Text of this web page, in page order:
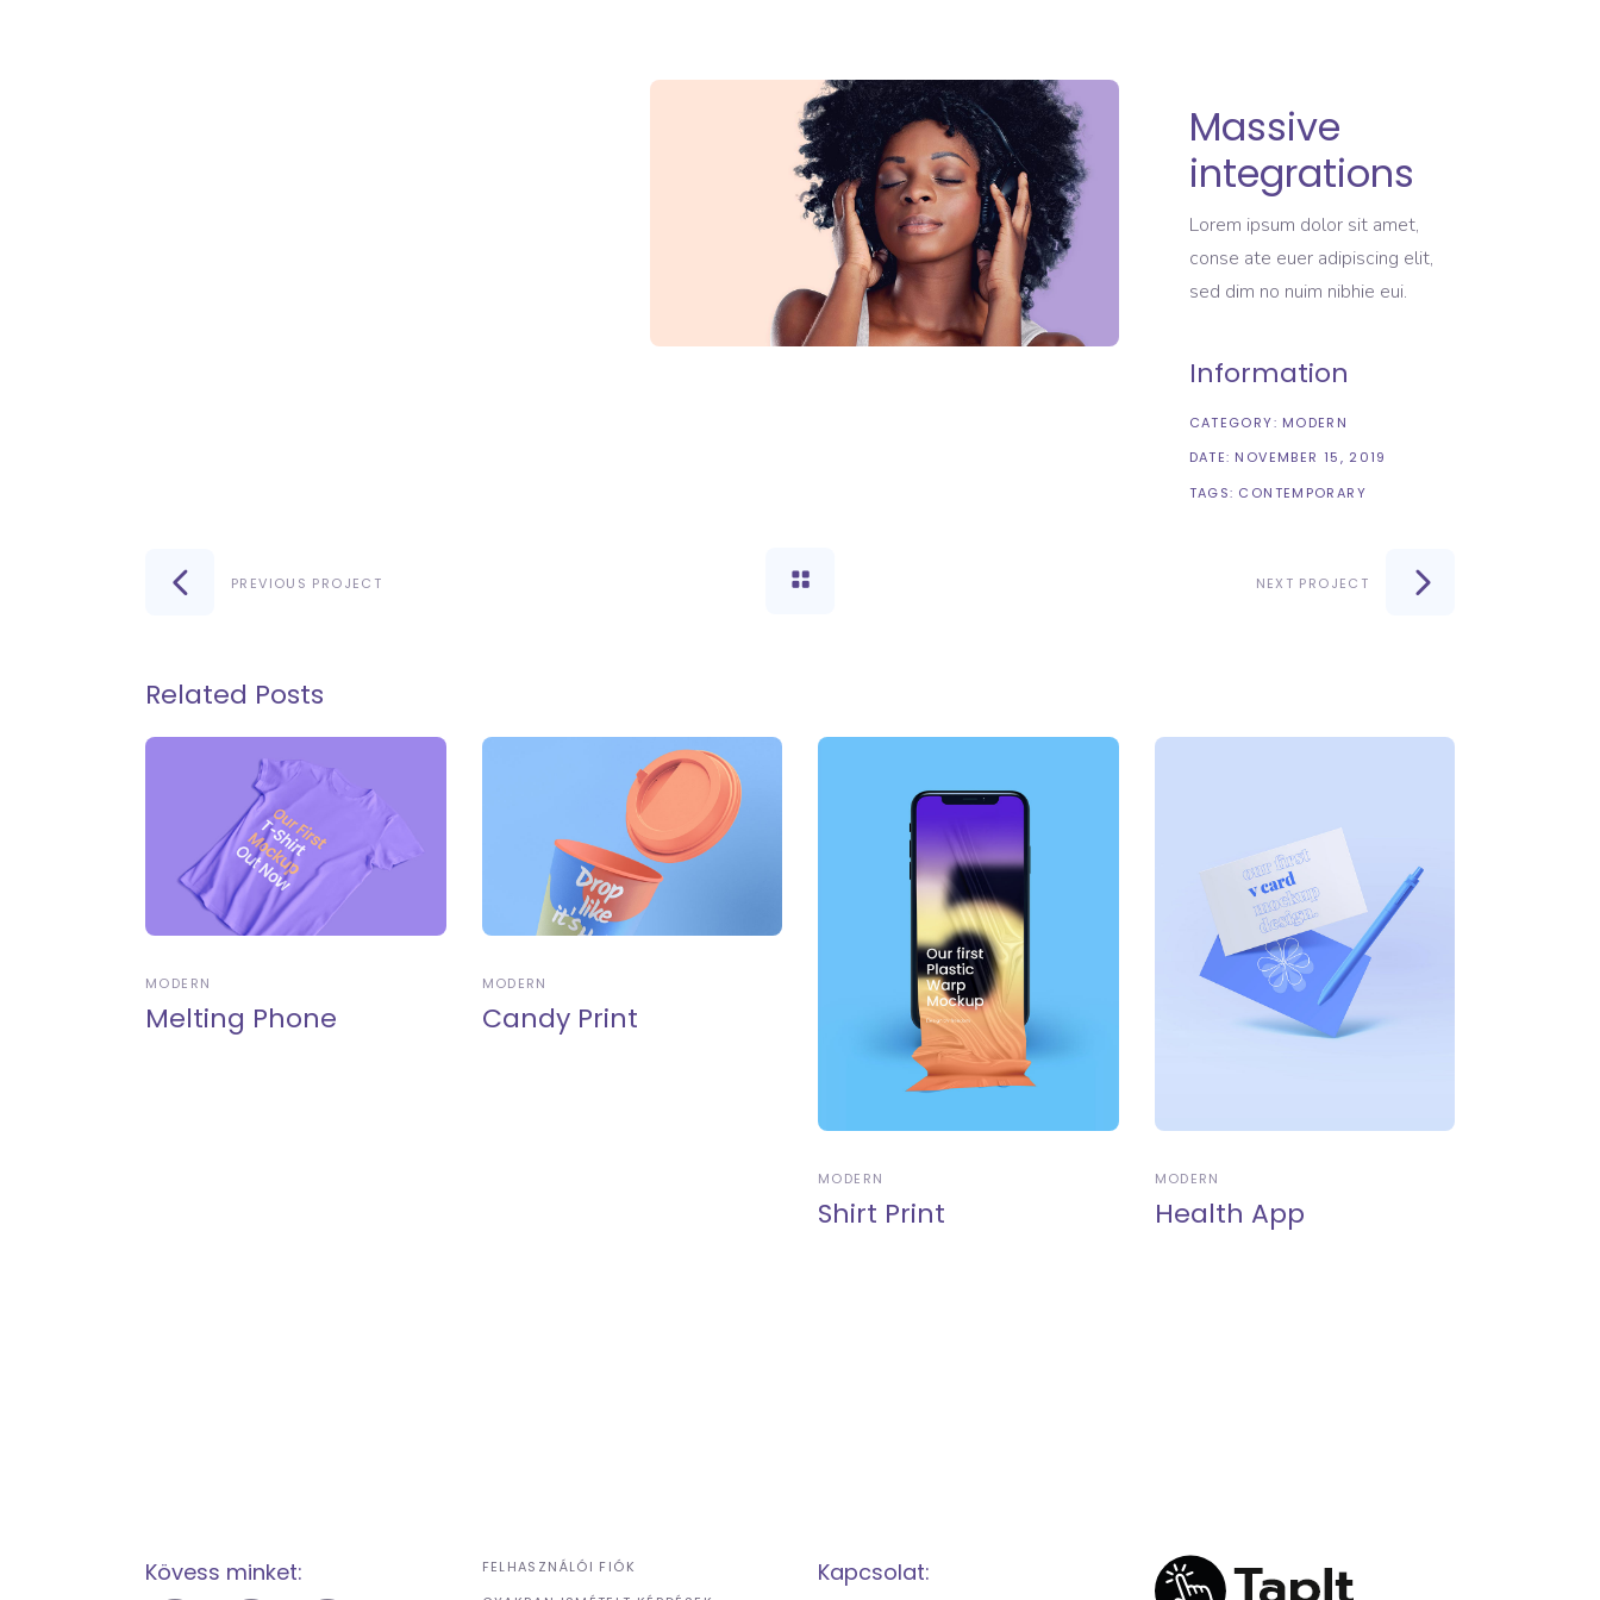
Massive
integrations
Lorem ipsum dolor sit amet,
conse ate euer adipiscing elit,
sed dim no nuim nibhie eui.
Information
CATEGORY: MODERN
DATE: NOVEMBER 15, 2019
TAGS: CONTEMPORARY
PREVIOUS PROJECT NEXT PROJECT
Related Posts
MODERN
Melting Phone
MODERN
Candy Print
MODERN
Shirt Print
MODERN
Health App
Kövess minket:
FELHASZNÁLÓI FIÓK
Kapcsolat: